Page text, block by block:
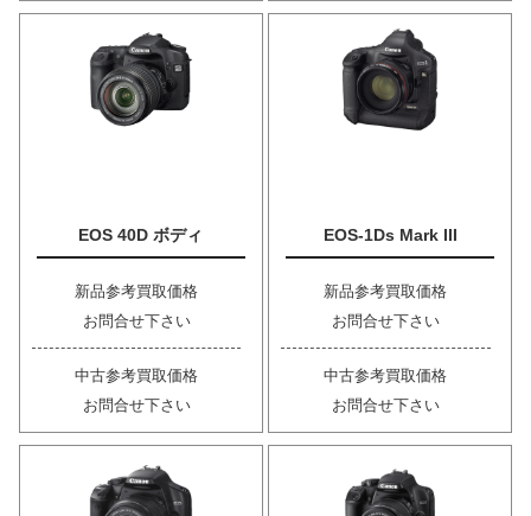
EOS 40D ボディ
新品参考買取価格
お問合せ下さい
中古参考買取価格
お問合せ下さい
EOS-1Ds Mark III
新品参考買取価格
お問合せ下さい
中古参考買取価格
お問合せ下さい